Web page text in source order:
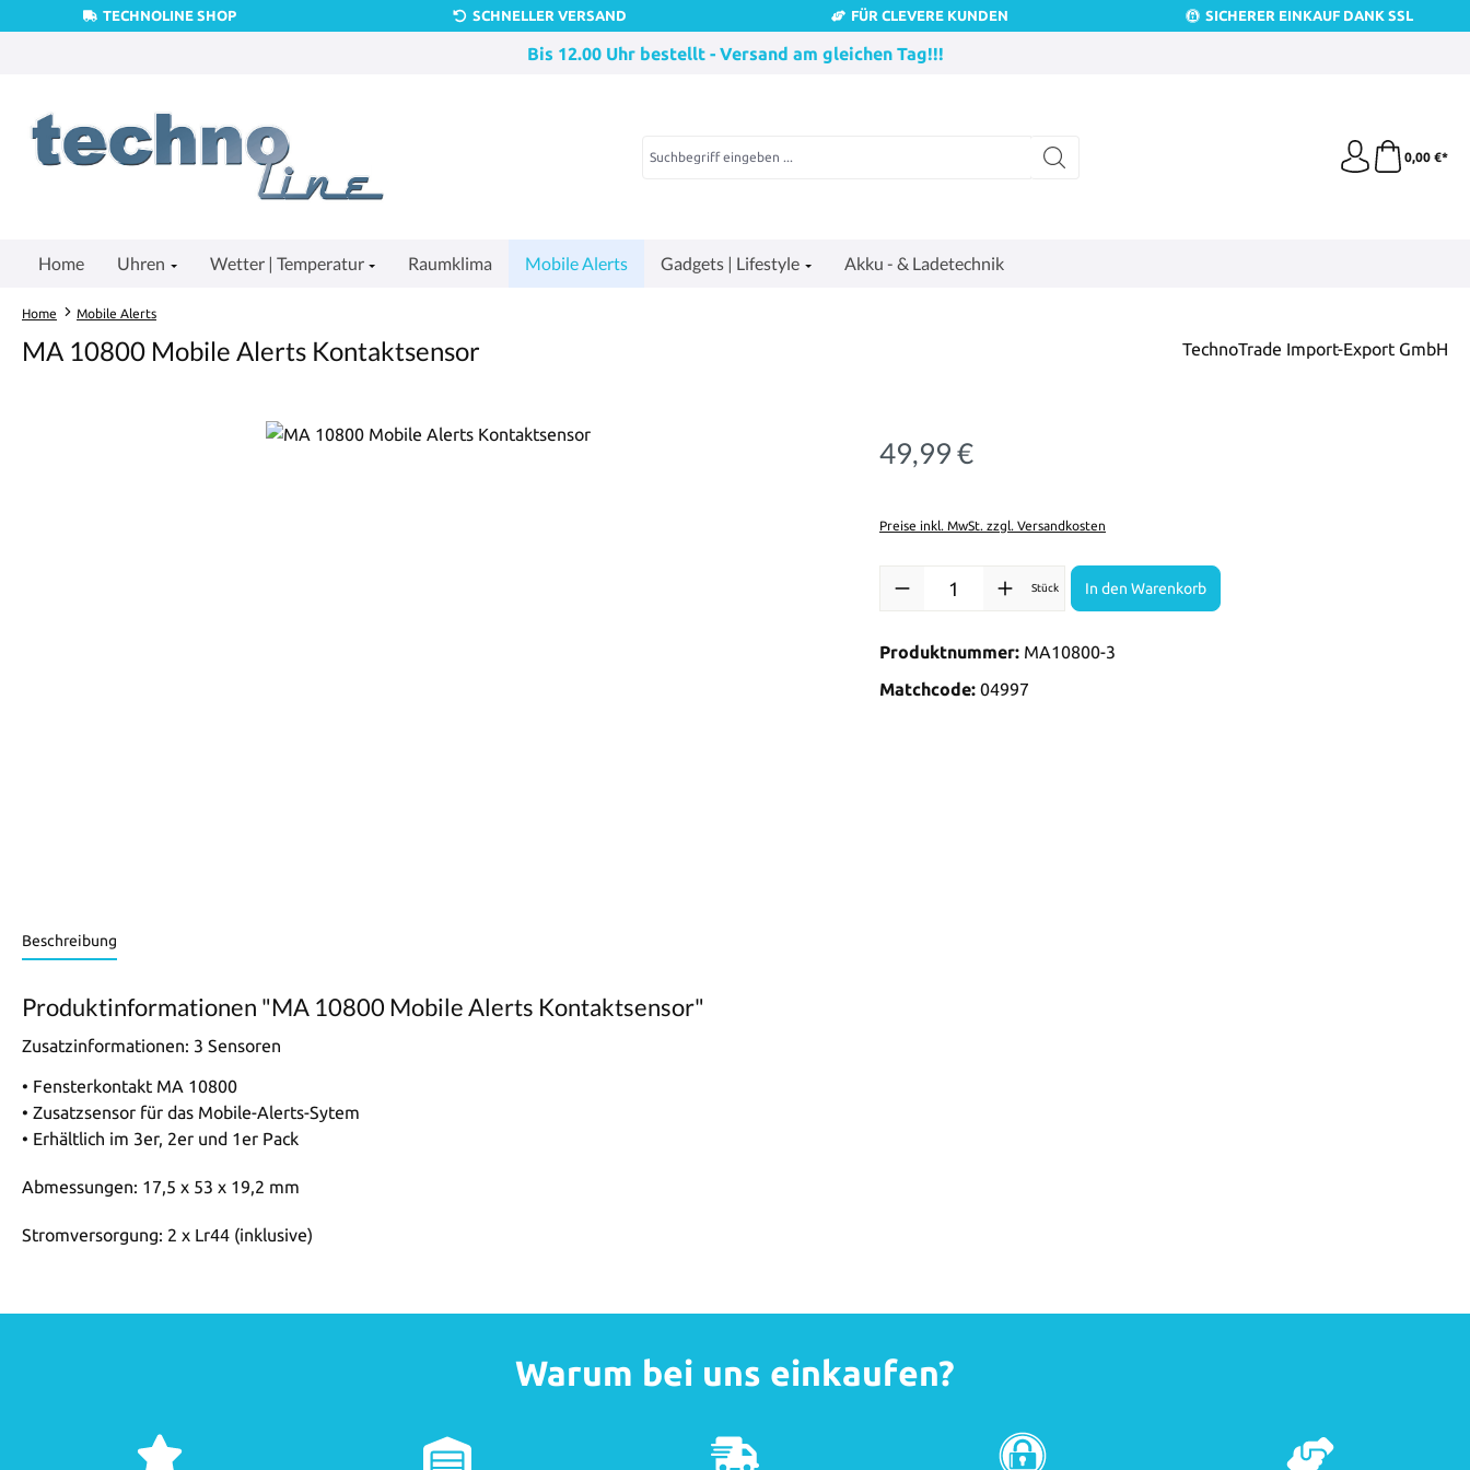
Hauptinhalt springen
Zur Suche springen
Zur Hauptnavigation springen
TECHNOLINE SHOP SCHNELLER VERSAND FÜR CLEVERE KUNDEN SICHERER EINKAUF DANK SSL
Bis 12.00 Uhr bestellt - Versand am gleichen Tag!!!
0,00 €*
Home Uhren Wetter | Temperatur Raumklima Mobile Alerts Gadgets | Lifestyle Akku - & Ladetechnik
Home Mobile Alerts
MA 10800 Mobile Alerts Kontaktsensor TechnoTrade Import-Export GmbH
Regulärer Preis:
49,99 €
Preise inkl. MwSt. zzgl. Versandkosten
Produkt Anzahl: Gib den gewünschten Wert ein oder benutze die
Stück In den Warenkorb
Produktnummer: MA10800-3
Matchcode: 04997
Beschreibung
Produktinformationen "MA 10800 Mobile Alerts Kontaktsensor"
Zusatzinformationen: 3 Sensoren
• Fensterkontakt MA 10800
• Zusatzsensor für das Mobile-Alerts-Sytem
• Erhältlich im 3er, 2er und 1er Pack
Abmessungen: 17,5 x 53 x 19,2 mm
Stromversorgung: 2 x Lr44 (inklusive)
Warum bei uns einkaufen?